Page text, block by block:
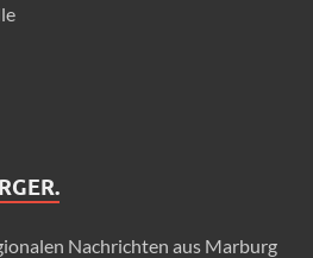
Nachrichten aus Marburg